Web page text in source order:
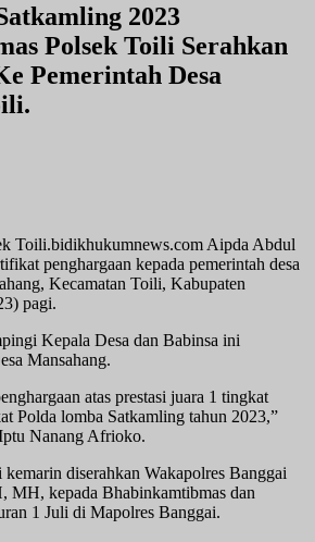
2023
Polsek Toili Serahkan
Pemerintah Desa
Toili.bidikhukumnews.com Aipda Abdul
penghargaan kepada pemerintah desa
Kecamatan Toili, Kabupaten
pagi.
Kepala Desa dan Babinsa ini
Mansahang.
atas prestasi juara 1 tingkat
Polda lomba Satkamling tahun 2023,”
Nanang Afrioko.
kemarin diserahkan Wakapolres Banggai
MH, kepada Bhabinkamtibmas dan
1 Juli di Mapolres Banggai.